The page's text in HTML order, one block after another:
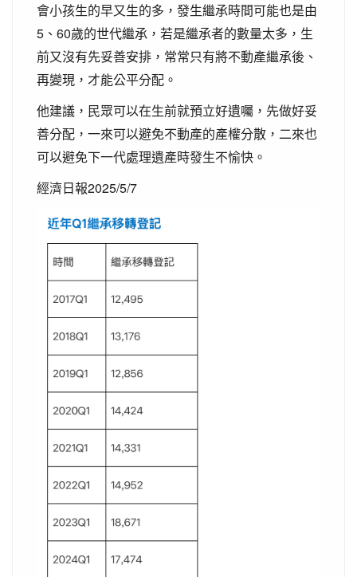
會小孩生的早又生的多，發生繼承時間可能也是由
5、60歲的世代繼承，若是繼承者的數量太多，生
前又沒有先妥善安排，常常只有將不動產繼承後、
再變現，才能公平分配。
他建議，民眾可以在生前就預立好遺囑，先做好妥
善分配，一來可以避免不動產的產權分散，二來也
可以避免下一代處理遺產時發生不愉快。
經濟日報2025/5/7